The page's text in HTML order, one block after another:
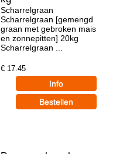
Scharrelgraan
Scharrelgraan [gemengd
graan met gebroken mais
en zonnepitten] 20kg
Scharrelgraan ...
€ 17.45